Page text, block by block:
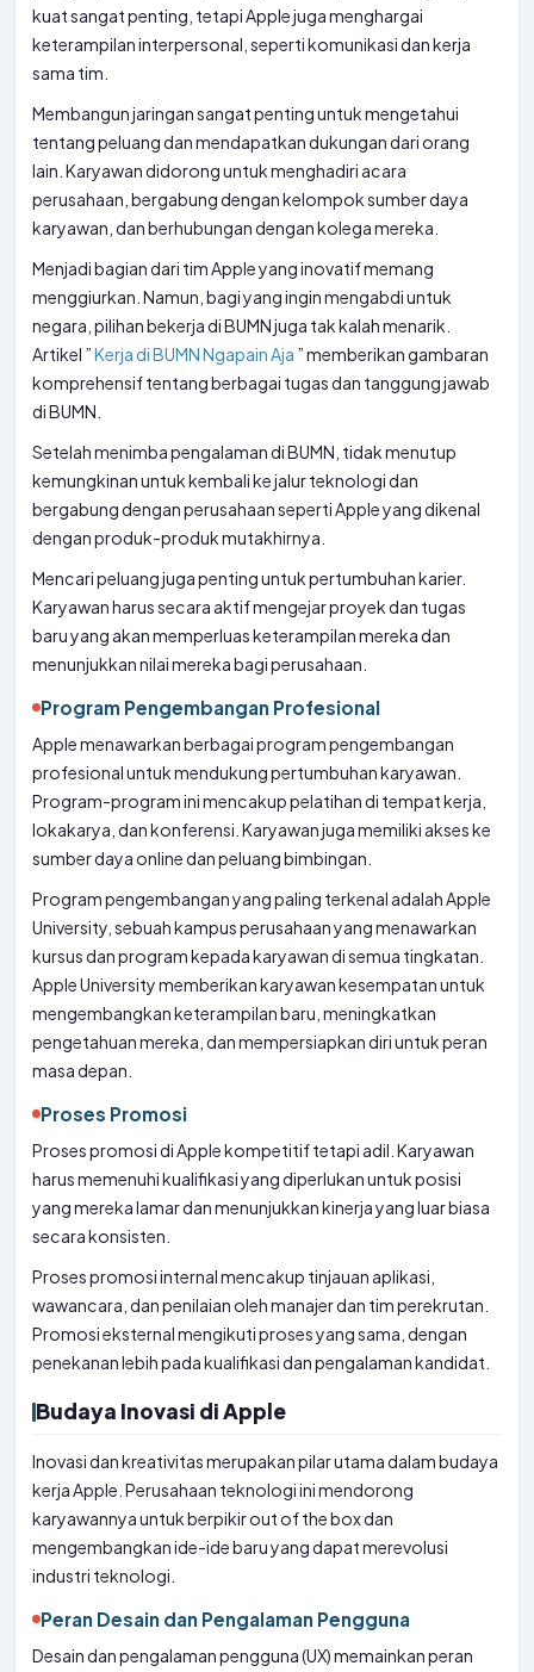
kuat sangat penting, tetapi Apple juga menghargai
keterampilan interpersonal, seperti komunikasi dan kerja
sama tim.
Membangun jaringan sangat penting untuk mengetahui
tentang peluang dan mendapatkan dukungan dari orang
lain. Karyawan didorong untuk menghadiri acara
perusahaan, bergabung dengan kelompok sumber daya
karyawan, dan berhubungan dengan kolega mereka.
Menjadi bagian dari tim Apple yang inovatif memang
menggiurkan. Namun, bagi yang ingin mengabdi untuk
negara, pilihan bekerja di BUMN juga tak kalah menarik.
Artikel ”Kerja di BUMN Ngapain Aja ” memberikan gambaran
komprehensif tentang berbagai tugas dan tanggung jawab
di BUMN.
Setelah menimba pengalaman di BUMN, tidak menutup
kemungkinan untuk kembali ke jalur teknologi dan
bergabung dengan perusahaan seperti Apple yang dikenal
dengan produk-produk mutakhirnya.
Mencari peluang juga penting untuk pertumbuhan karier.
Karyawan harus secara aktif mengejar proyek dan tugas
baru yang akan memperluas keterampilan mereka dan
menunjukkan nilai mereka bagi perusahaan.
Program Pengembangan Profesional
Apple menawarkan berbagai program pengembangan
profesional untuk mendukung pertumbuhan karyawan.
Program-program ini mencakup pelatihan di tempat kerja,
lokakarya, dan konferensi. Karyawan juga memiliki akses ke
sumber daya online dan peluang bimbingan.
Program pengembangan yang paling terkenal adalah Apple
University, sebuah kampus perusahaan yang menawarkan
kursus dan program kepada karyawan di semua tingkatan.
Apple University memberikan karyawan kesempatan untuk
mengembangkan keterampilan baru, meningkatkan
pengetahuan mereka, dan mempersiapkan diri untuk peran
masa depan.
Proses Promosi
Proses promosi di Apple kompetitif tetapi adil. Karyawan
harus memenuhi kualifikasi yang diperlukan untuk posisi
yang mereka lamar dan menunjukkan kinerja yang luar biasa
secara konsisten.
Proses promosi internal mencakup tinjauan aplikasi,
wawancara, dan penilaian oleh manajer dan tim perekrutan.
Promosi eksternal mengikuti proses yang sama, dengan
penekanan lebih pada kualifikasi dan pengalaman kandidat.
Budaya Inovasi di Apple
Inovasi dan kreativitas merupakan pilar utama dalam budaya
kerja Apple. Perusahaan teknologi ini mendorong
karyawannya untuk berpikir out of the box dan
mengembangkan ide-ide baru yang dapat merevolusi
industri teknologi.
Peran Desain dan Pengalaman Pengguna
Desain dan pengalaman pengguna (UX) memainkan peran